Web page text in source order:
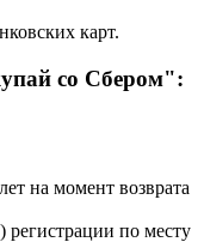
карт.
со Сбером":
на момент возврата
по месту